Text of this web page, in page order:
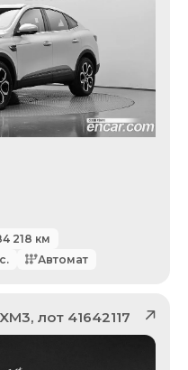
218 км
Автомат
XM3, лот 41642117